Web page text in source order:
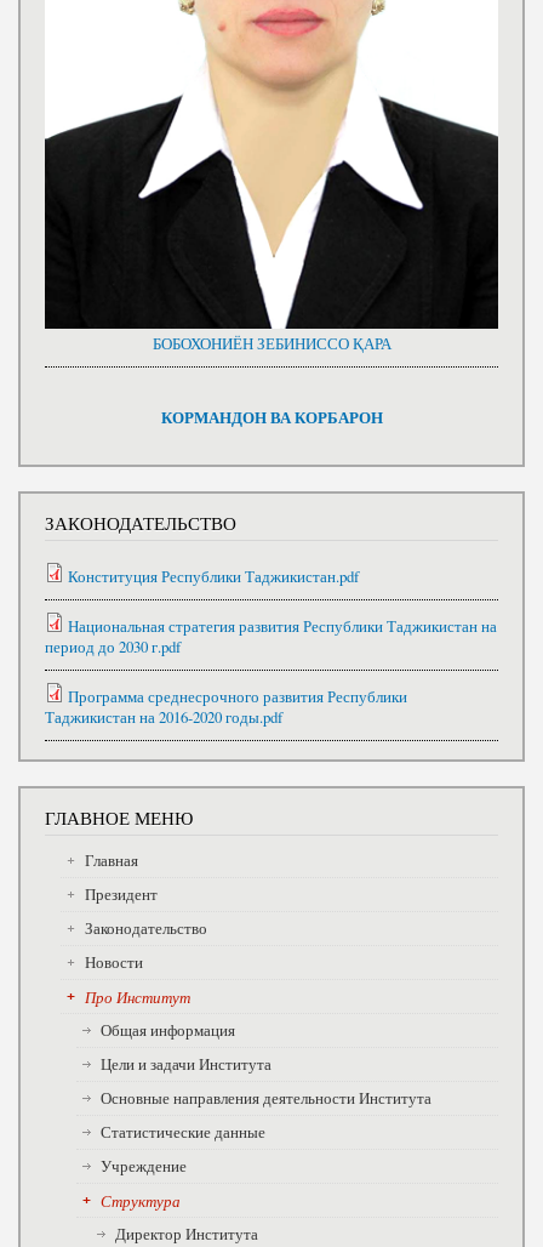
БОБОХОНИЁН ЗЕБИНИССО ҚАРА
КОРМАНДОН ВА КОРБАРОН
ЗАКОНОДАТЕЛЬСТВО
Конституция Республики Таджикистан.pdf
Национальная стратегия развития Республики Таджикистан на
период до 2030 г.pdf
Программа среднесрочного развития Республики
Таджикистан на 2016-2020 годы.pdf
ГЛАВНОЕ МЕНЮ
Главная
Президент
Законодательство
Новости
Про Институт
Общая информация
Цели и задачи Института
Основные направления деятельности Института
Статистические данные
Учреждение
Структура
Директор Института